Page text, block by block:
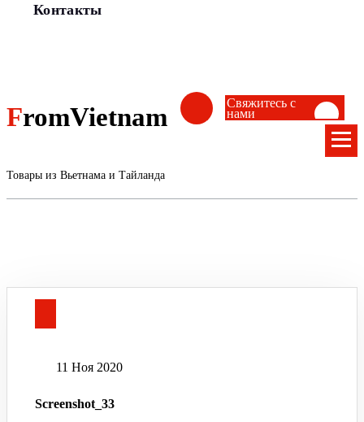
Контакты
FromVietnam
Товары из Вьетнама и Тайланда
Свяжитесь с
нами
11 Ноя 2020
Screenshot_33